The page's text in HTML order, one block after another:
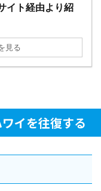
イト経由より紹
見る
イを往復する